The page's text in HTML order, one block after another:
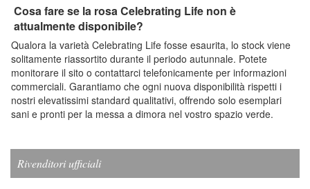
Cosa fare se la rosa Celebrating Life non è
attualmente disponibile?
Qualora la varietà Celebrating Life fosse esaurita, lo stock viene
solitamente riassortito durante il periodo autunnale. Potete
monitorare il sito o contattarci telefonicamente per informazioni
commerciali. Garantiamo che ogni nuova disponibilità rispetti i
nostri elevatissimi standard qualitativi, offrendo solo esemplari
sani e pronti per la messa a dimora nel vostro spazio verde.
Rivenditori ufficiali